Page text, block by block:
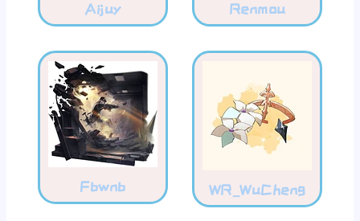
Aijuy Renmou
Fbwnb WR_WuCheng